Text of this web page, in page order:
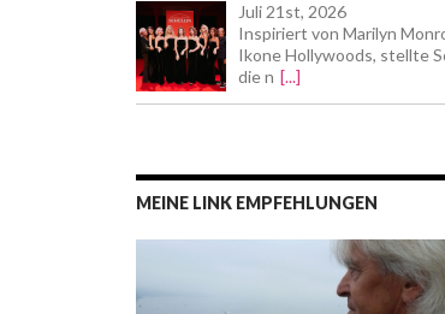
Juli 21st, 2026
Inspiriert von Marilyn
Ikone Hollywoods, stellte
die n [...]
MEINE LINK EMPFEHLUNGEN